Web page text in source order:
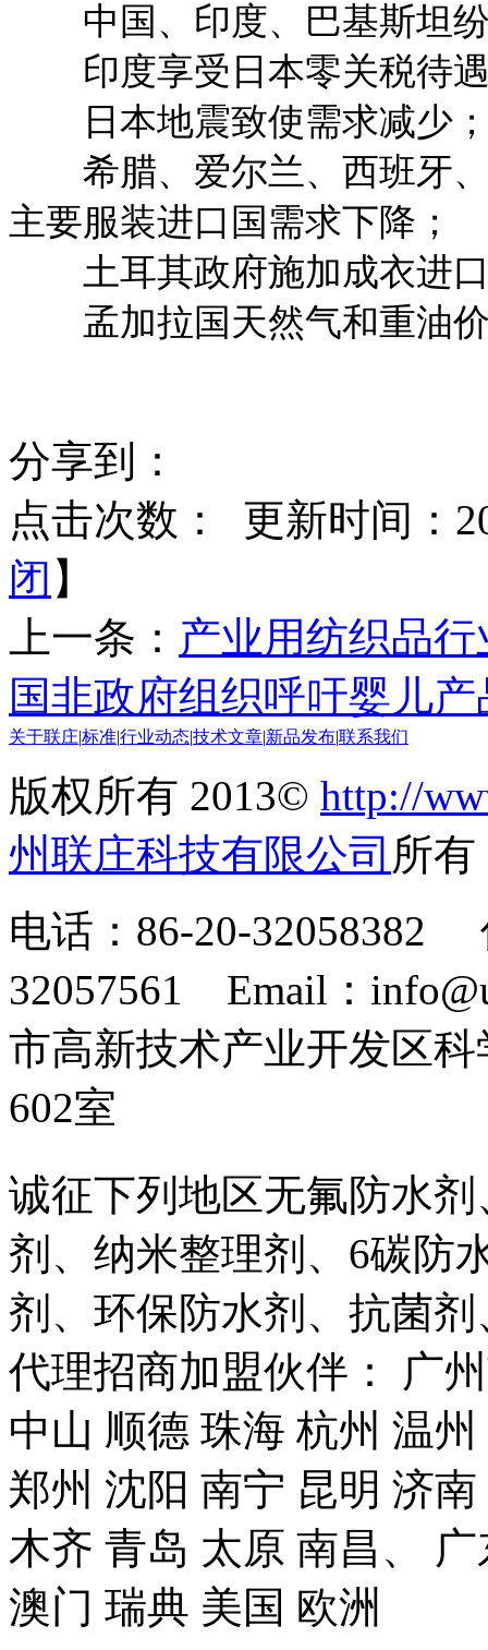
中国、印度、巴基斯坦纷
印度享受日本零关税待遇
日本地震致使需求减少
希腊、爱尔兰、西班牙、
主要服装进口国需求下降；
土耳其政府施加成衣进口
孟加拉国天然气和重油价
分享到：
点击次数：
更新时间：
闭 】
上一条： 产业用纺织品
国非政府组织呼吁婴儿
关于联庄标准行业动态技术文章 新品发布联系我们
版权所有 2013© http://
州联庄科技有限公司 所
电话：86-20-32058382
32057561 Email：
市高新技术产业开发区
602室
诚征下列地区无氟防水
剂、纳米整理剂、6碳防
剂、环保防水剂、抗菌
代理招商加盟伙伴： 广
中山 顺德 珠海 杭州 温
郑州 沈阳 南宁 昆明 济
木齐 青岛 太原 南昌、
澳门 瑞典 美国 欧洲